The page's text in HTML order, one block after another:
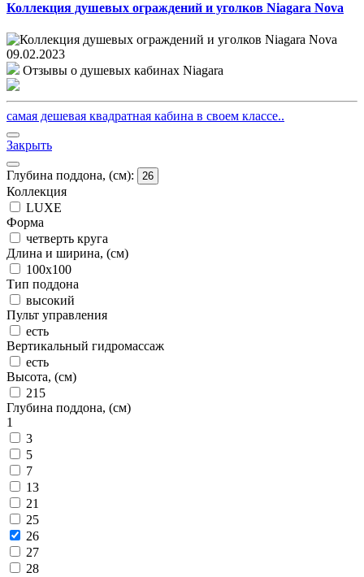
Коллекция душевых ограждений и уголков Niagara Nova
09.02.2023
Отзывы о душевых кабинах Niagara
самая дешевая квадратная кабина в своем классе..
Закрыть
Глубина поддона, (см): 26
Коллекция
LUXE
Форма
четверть круга
Длина и ширина, (см)
100x100
Тип поддона
высокий
Пульт управления
есть
Вертикальный гидромассаж
есть
Высота, (см)
215
Глубина поддона, (см)
1
3
5
7
13
21
25
26
27
28